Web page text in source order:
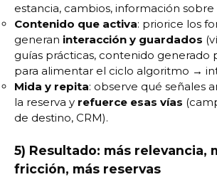
estancia, cambios, información sobre
Contenido que activa: priorice los
generan interacción y guardados
guías prácticas, contenido generado
para alimentar el ciclo algoritmo →
Mida y repita: observe qué señales
la reserva y refuerce esas vías
de destino, CRM).
5) Resultado: más relevancia,
fricción, más reservas